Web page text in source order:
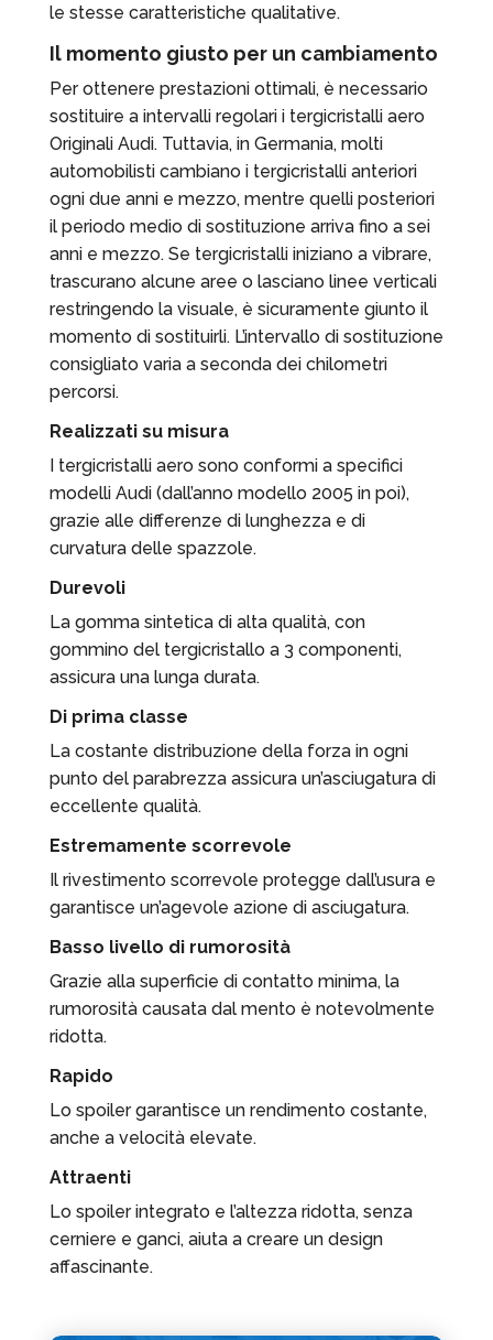
le stesse caratteristiche qualitative.
Il momento giusto per un cambiamento
Per ottenere prestazioni ottimali, è necessario
sostituire a intervalli regolari i tergicristalli aero
Originali Audi. Tuttavia, in Germania, molti
automobilisti cambiano i tergicristalli anteriori
ogni due anni e mezzo, mentre quelli posteriori
il periodo medio di sostituzione arriva fino a sei
anni e mezzo. Se tergicristalli iniziano a vibrare,
trascurano alcune aree o lasciano linee verticali
restringendo la visuale, è sicuramente giunto il
momento di sostituirli. L’intervallo di sostituzione
consigliato varia a seconda dei chilometri
percorsi.
Realizzati su misura
I tergicristalli aero sono conformi a specifici
modelli Audi (dall’anno modello 2005 in poi),
grazie alle differenze di lunghezza e di
curvatura delle spazzole.
Durevoli
La gomma sintetica di alta qualità, con
gommino del tergicristallo a 3 componenti,
assicura una lunga durata.
Di prima classe
La costante distribuzione della forza in ogni
punto del parabrezza assicura un’asciugatura di
eccellente qualità.
Estremamente scorrevole
Il rivestimento scorrevole protegge dall’usura e
garantisce un’agevole azione di asciugatura.
Basso livello di rumorosità
Grazie alla superficie di contatto minima, la
rumorosità causata dal mento è notevolmente
ridotta.
Rapido
Lo spoiler garantisce un rendimento costante,
anche a velocità elevate.
Attraenti
Lo spoiler integrato e l’altezza ridotta, senza
cerniere e ganci, aiuta a creare un design
affascinante.